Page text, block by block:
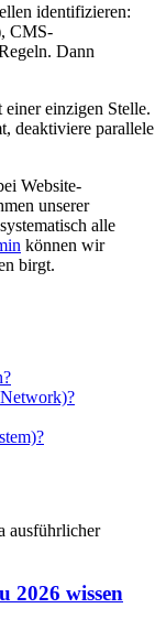
identifizieren:
CMS-
Dann
einzigen Stelle.
deaktiviere parallele
Website-
unserer
alle
können wir
birgt.
ausführlicher
2026 wissen